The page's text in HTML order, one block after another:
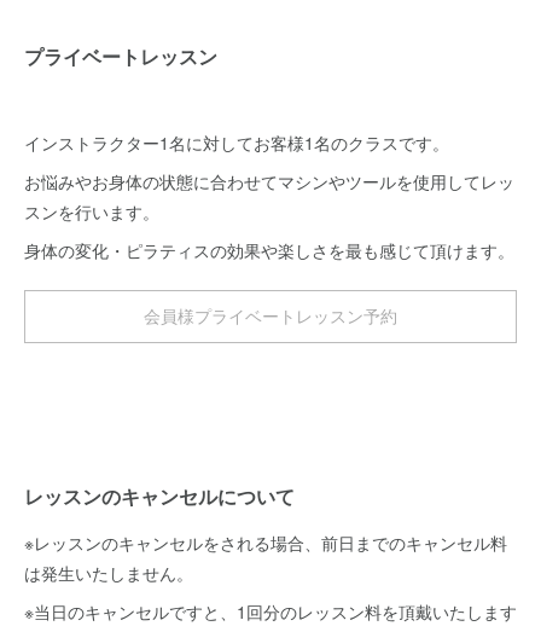
プライベートレッスン
インストラクター1名に対してお客様1名のクラスです。
お悩みやお身体の状態に合わせてマシンやツールを使用してレッ
スンを行います。
身体の変化・ピラティスの効果や楽しさを最も感じて頂けます。
会員様プライベートレッスン予約
レッスンのキャンセルについて
※レッスンのキャンセルをされる場合、前日までのキャンセル料
は発生いたしません。
※当日のキャンセルですと、1回分のレッスン料を頂戴いたします